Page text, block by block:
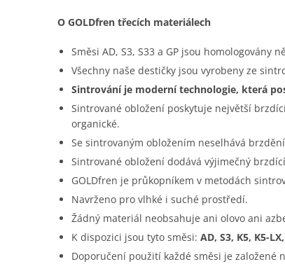
O GOLDfren třecích materiálech
Směsi AD, S3, S33 a GP jsou homologovány
Všechny naše destičky jsou vyrobeny ze
Sintrování je moderní technologie, která
Sintrované obložení poskytuje největší
organické.
Se sintrovaným obložením neselhává
Sintrované obložení dodává výjimečný
GOLDfren je průkopníkem v metodách
Navrženo pro vlhké i suché prostředí.
Žádný materiál neobsahuje ani olovo ani
K dispozici jsou tyto směsi: AD, S3, K5, K5-
Doporučení použití každé směsi je založené